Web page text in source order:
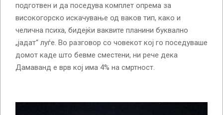
подготвен и да поседува комплет опрема за
високогорско искачување од ваков тип, како и
челична психа, бидејќи ваквите планини буквално
„јадат“ луѓе. Во разговор со човекот кој го поседуваше
домот каде што бевме сместени, ни рече дека
Дамаванд е врв кој има 4% на смртност.